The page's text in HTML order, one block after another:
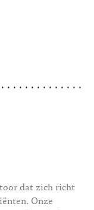
dat zich richt
Onze